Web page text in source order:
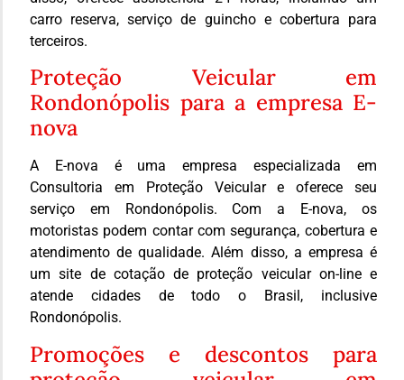
carro reserva, serviço de guincho e cobertura para
terceiros.
Proteção Veicular em
Rondonópolis para a empresa E-
nova
A E-nova é uma empresa especializada em
Consultoria em Proteção Veicular e oferece seu
serviço em Rondonópolis. Com a E-nova, os
motoristas podem contar com segurança, cobertura e
atendimento de qualidade. Além disso, a empresa é
um site de cotação de proteção veicular on-line e
atende cidades de todo o Brasil, inclusive
Rondonópolis.
Promoções e descontos para